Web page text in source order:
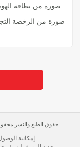
صورة من بطاقة
صورة من الرخصة
حقوق الطبع والنشر محفوظة
إمكانية